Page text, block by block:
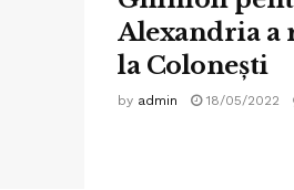
Alexandria a
la Coloneşti
by admin 18/05/2022